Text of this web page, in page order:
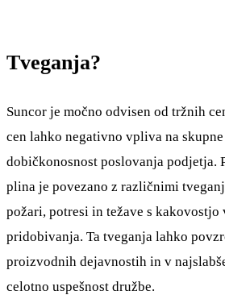
Tveganja?
Suncor je močno odvisen od tržnih
cen lahko negativno vpliva na
dobičkonosnost poslovanja podjetja.
plina je povezano z različnimi
požari, potresi in težave s kakovostjo
pridobivanja. Ta tveganja lahko
proizvodnih dejavnostih in v
celotno uspešnost družbe.